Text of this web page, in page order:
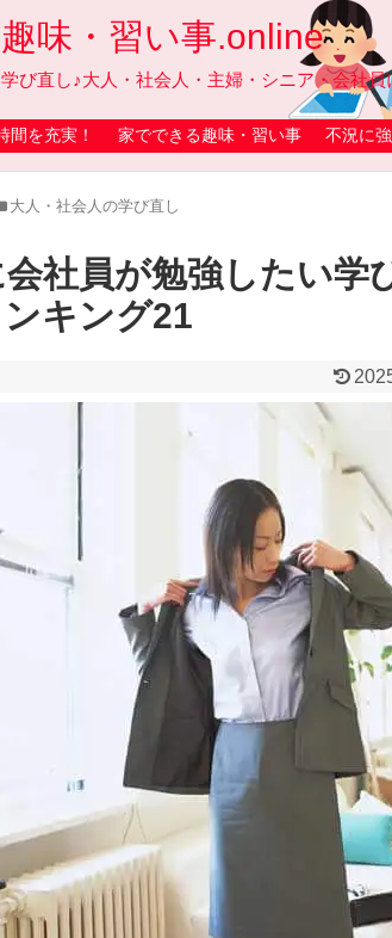
味・習い事.online
び直し♪大人・社会人・主婦・シニア・会社員
間を充実！ 家でできる趣味・習い事 不況に
大人・社会人の学び直し
社員が勉強したい学
キング21